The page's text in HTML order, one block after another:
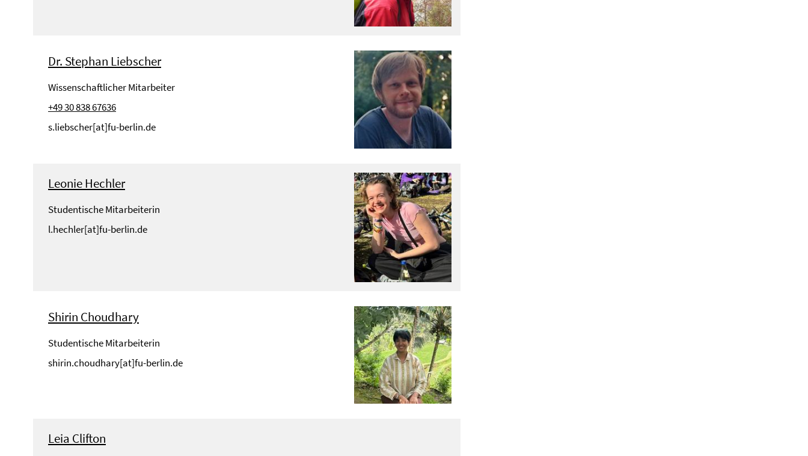
Dr. Stephan Liebscher
Wissenschaftlicher Mitarbeiter
+49 30 838 67636
s.liebscher[at]fu-berlin.de
Leonie Hechler
Studentische Mitarbeiterin
l.hechler[at]fu-berlin.de
Shirin Choudhary
Studentische Mitarbeiterin
shirin.choudhary[at]fu-berlin.de
Leia Clifton